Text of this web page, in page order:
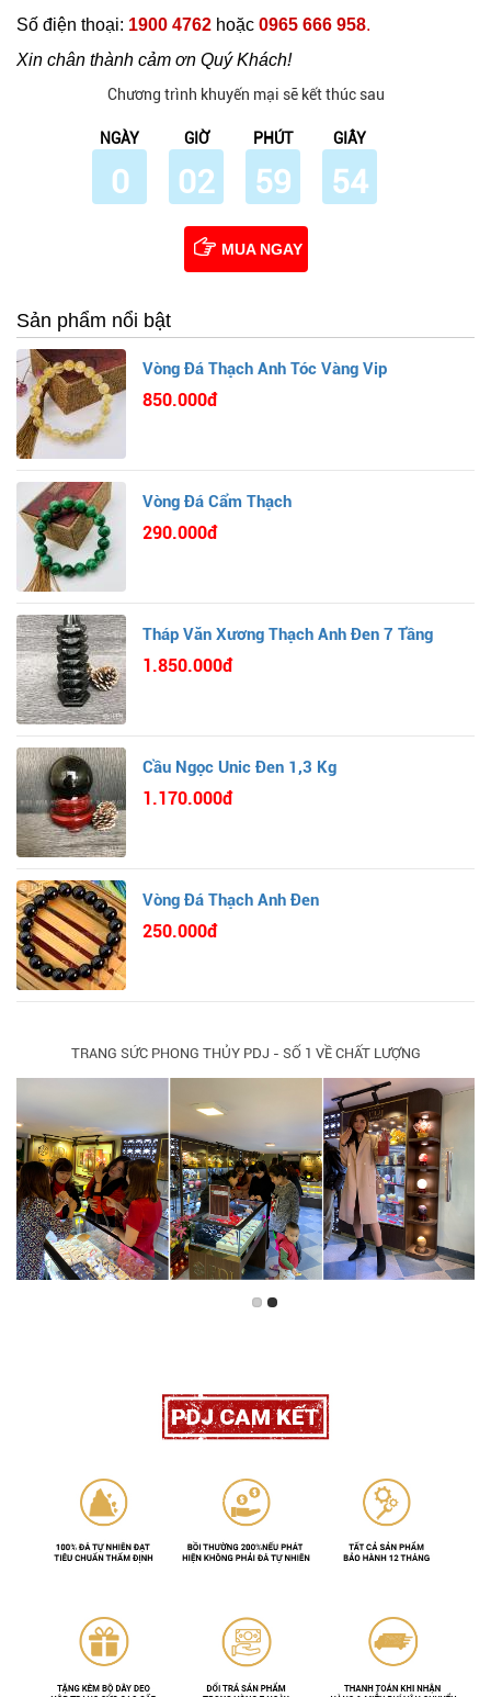
Số điện thoại: 1900 4762 hoặc 0965 666 958.
Xin chân thành cảm ơn Quý Khách!
Chương trình khuyến mại sẽ kết thúc sau
NGÀY
0
GIỜ
02
PHÚT
59
GIÂY
53
MUA NGAY
Sản phẩm nổi bật
Vòng Đá Thạch Anh Tóc Vàng Vip
850.000đ
Vòng Đá Cẩm Thạch
290.000đ
Tháp Văn Xương Thạch Anh Đen 7 Tầng
1.850.000đ
Cầu Ngọc Unic Đen 1,3 Kg
1.170.000đ
Vòng Đá Thạch Anh Đen
250.000đ
TRANG SỨC PHONG THỦY PDJ - SỐ 1 VỀ CHẤT LƯỢNG